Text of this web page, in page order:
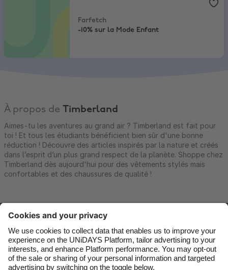
Farfetch
-10% sur la Mode Enfant
À propos de Timberland
Aimes-tu les aventures au grand air ? Timberland est fait pour
toi ! Et tous les étudiants bénéficient bien sûr d'une bonne
réduction ! Découvre des articles inspirés par la nature et créés
dans l’esprit d’un plus grand respect de la planète. Shoppe chez
Timberland dès aujourd'hui pour des vêtements stylés mais
confortables et des chaussures de qualité !
Nous contacter Entreprise